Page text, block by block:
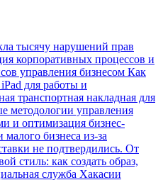
тысячу нарушений прав
корпоративных процессов и
управления бизнесом Как
для работы и
транспортная накладная для
методологии управления
и оптимизация бизнес-
бизнеса из-за
не подтвердились. От
стиль: как создать образ,
служба Хакасии